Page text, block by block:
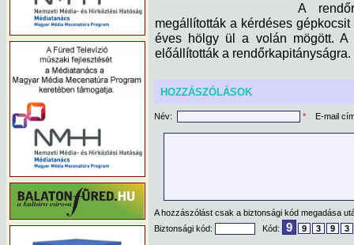
A
megállították a kérdéses
éves hölgy ül a volán mögött. A
előállították a rendőrkapitányságra.
HOZZÁSZÓLÁSOK
Név: * E-mail
A hozzászólást csak a biztonsági kód megadása
Biztonsági kód:
Kód: 9 9 3 9 3